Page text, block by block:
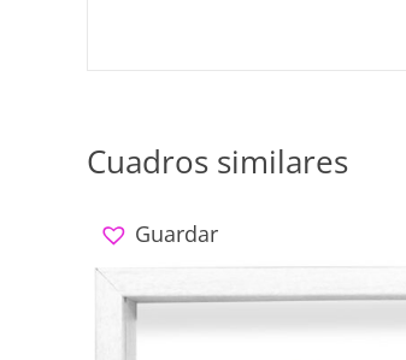
Cuadros similares
Guardar